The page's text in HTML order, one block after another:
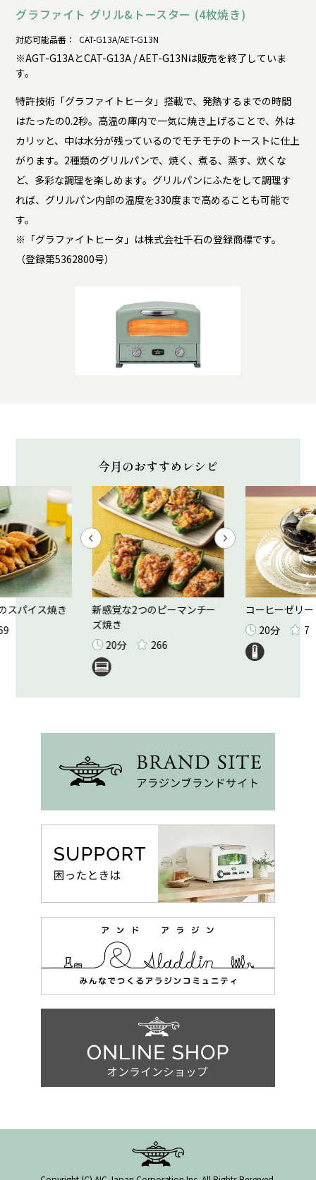
グラファイト グリル&トースター (4枚焼き)
対応可能品番： CAT-G13A/AET-G13N
※AGT-G13AとCAT-G13A / AET-G13Nは販売を終了していま
す。
特許技術「グラファイトヒータ」搭載で、発熱するまでの時間
はたったの0.2秒。高温の庫内で一気に焼き上げることで、外は
カリッと、中は水分が残っているのでモチモチのトーストに仕上
がります。2種類のグリルパンで、焼く、煮る、蒸す、炊くな
ど、多彩な調理を楽しめます。グリルパンにふたをして調理す
れば、グリルパン内部の温度を330度まで高めることも可能で
す。
※「グラファイトヒータ」は株式会社千石の登録商標です。
（登録第5362800号）
今月のおすすめレシピ
スパイス焼き
新感覚な2つのピーマンチー
ズ焼き
20分
266
コーヒーゼリー
20分
7